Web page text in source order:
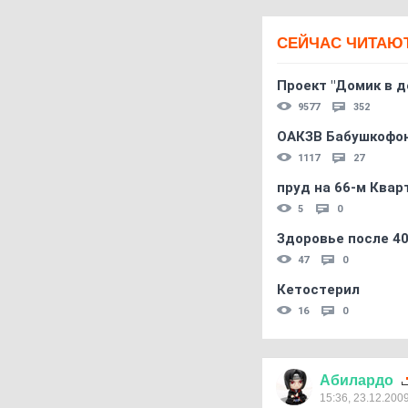
СЕЙЧАС
Проект "Домик в
9577 352
ОАКЗВ
1117 27
пруд на 66-м
5 0
Здоровье после 40
47 0
Кетостерил
16 0
Абилардо
15:36, 23.12.2009